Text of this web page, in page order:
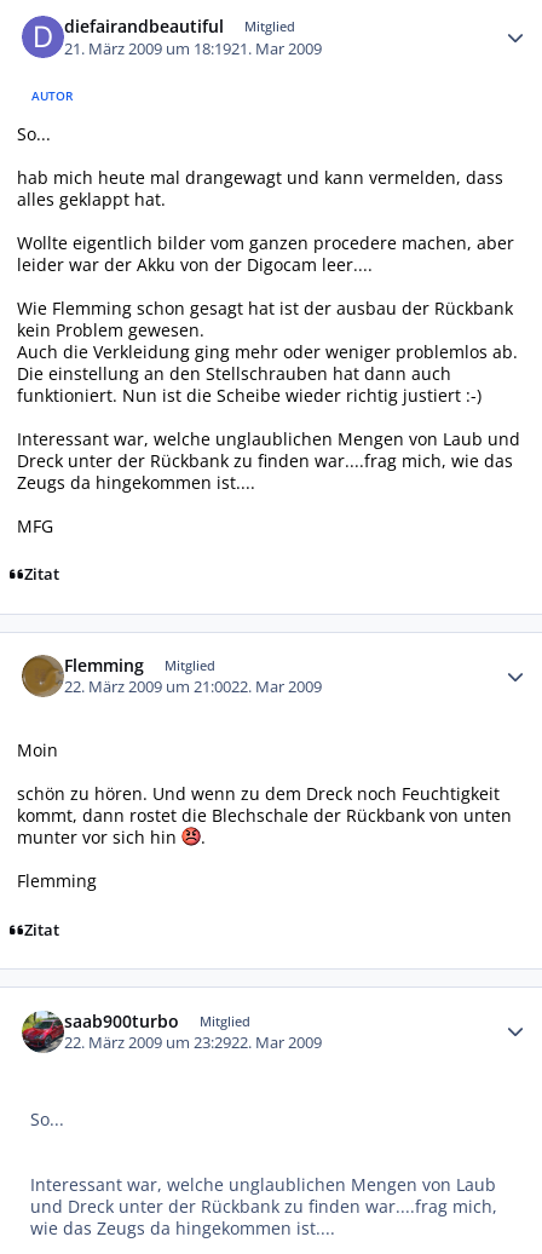
diefairandbeautiful Mitglied
21. März 2009 um 18:1921. Mar 2009
AUTOR
So...
hab mich heute mal drangewagt und kann vermelden, dass
alles geklappt hat.
Wollte eigentlich bilder vom ganzen procedere machen, aber
leider war der Akku von der Digocam leer....
Wie Flemming schon gesagt hat ist der ausbau der Rückbank
kein Problem gewesen.
Auch die Verkleidung ging mehr oder weniger problemlos ab.
Die einstellung an den Stellschrauben hat dann auch
funktioniert. Nun ist die Scheibe wieder richtig justiert :-)
Interessant war, welche unglaublichen Mengen von Laub und
Dreck unter der Rückbank zu finden war....frag mich, wie das
Zeugs da hingekommen ist....
MFG
Zitat
Flemming Mitglied
22. März 2009 um 21:0022. Mar 2009
Moin
schön zu hören. Und wenn zu dem Dreck noch Feuchtigkeit
kommt, dann rostet die Blechschale der Rückbank von unten
munter vor sich hin
.
Flemming
Zitat
saab900turbo Mitglied
22. März 2009 um 23:2922. Mar 2009
So...
Interessant war, welche unglaublichen Mengen von Laub
und Dreck unter der Rückbank zu finden war....frag mich,
wie das Zeugs da hingekommen ist....